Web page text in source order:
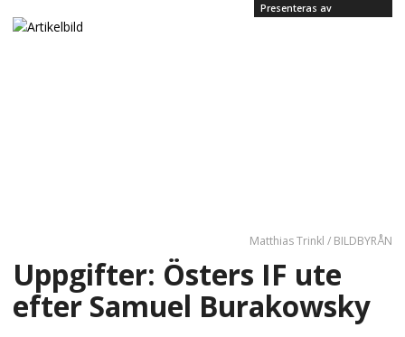
Presenteras av
Matthias Trinkl / BILDBYRÅN
Uppgifter: Östers IF ute
efter Samuel Burakowsky